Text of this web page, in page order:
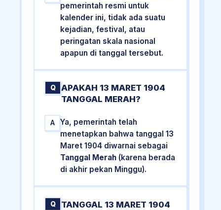
pemerintah resmi untuk
kalender ini, tidak ada suatu
kejadian, festival, atau
peringatan skala nasional
apapun di tanggal tersebut.
Q
APAKAH 13 MARET 1904
TANGGAL MERAH?
A
Ya, pemerintah telah
menetapkan bahwa tanggal 13
Maret 1904 diwarnai sebagai
Tanggal Merah (karena berada
di akhir pekan Minggu).
Q
TANGGAL 13 MARET 1904